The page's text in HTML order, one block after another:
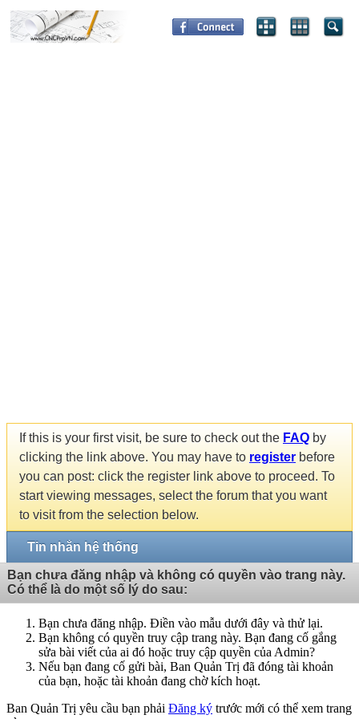
If this is your first visit, be sure to check out the FAQ by
clicking the link above. You may have to register before
you can post: click the register link above to proceed. To
start viewing messages, select the forum that you want
to visit from the selection below.
Tin nhắn hệ thống
Bạn chưa đăng nhập và không có quyền vào trang này.
Có thể là do một số lý do sau:
Bạn chưa đăng nhập. Điền vào mẫu dưới đây và thử lại.
Bạn không có quyền truy cập trang này. Bạn đang cố gắng
sửa bài viết của ai đó hoặc truy cập quyền của Admin?
Nếu bạn đang cố gửi bài, Ban Quản Trị đã đóng tài khoản
của bạn, hoặc tài khoản đang chờ kích hoạt.
Ban Quản Trị yêu cầu bạn phải Đăng ký trước mới có thể xem trang